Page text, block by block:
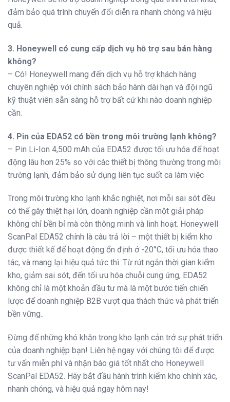
đảm bảo quá trình chuyển đổi diễn ra nhanh chóng và hiệu
quả.
3. Honeywell có cung cấp dịch vụ hỗ trợ sau bán hàng
không?
– Có! Honeywell mang đến dịch vụ hỗ trợ khách hàng
chuyên nghiệp với chính sách bảo hành dài hạn và đội ngũ
kỹ thuật viên sẵn sàng hỗ trợ bất cứ khi nào doanh nghiệp
cần.
4. Pin của EDA52 có bền trong môi trường lạnh không?
– Pin Li-Ion 4,500 mAh của EDA52 được tối ưu hóa để hoạt
động lâu hơn 25% so với các thiết bị thông thường trong môi
trường lạnh, đảm bảo sử dụng liên tục suốt ca làm việc
Trong môi trường kho lạnh khắc nghiệt, nơi mỗi sai sót đều
có thể gây thiệt hại lớn, doanh nghiệp cần một giải pháp
không chỉ bền bỉ mà còn thông minh và linh hoạt. Honeywell
ScanPal EDA52 chính là câu trả lời – một thiết bị kiểm kho
được thiết kế để hoạt động ổn định ở -20°C, tối ưu hóa thao
tác, và mang lại hiệu quả tức thì. Từ rút ngắn thời gian kiểm
kho, giảm sai sót, đến tối ưu hóa chuỗi cung ứng, EDA52
không chỉ là một khoản đầu tư mà là một bước tiến chiến
lược để doanh nghiệp B2B vượt qua thách thức và phát triển
bền vững..
Đừng để những khó khăn trong kho lạnh cản trở sự phát triển
của doanh nghiệp bạn! Liên hệ ngay với chúng tôi để được
tư vấn miễn phí và nhận báo giá tốt nhất cho Honeywell
ScanPal EDA52. Hãy bắt đầu hành trình kiểm kho chính xác,
nhanh chóng, và hiệu quả ngay hôm nay!